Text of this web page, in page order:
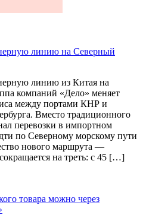
линию на Северный
линию из Китая на
компаний «Дело» меняет
между портами КНР и
Вместо традиционного
перевозки в импортном
по Северному морскому пути
нового маршрута —
на треть: с 45 […]
товара можно через